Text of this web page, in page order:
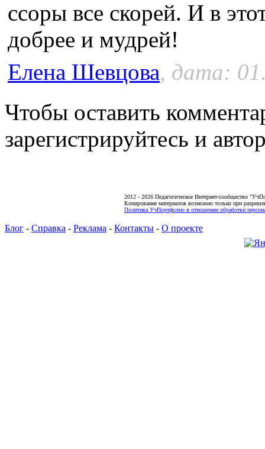
ссоры все скорей. И в
добрее и мудрей!
Елена Шевцова, дата:
Чтобы оставить
зарегистрируйтесь и
2012 - 2026 Педагогическое Интернет-сообщество
Копирование материалов возможно только при
Политика УчПортфолио в отношении обработки
Блог - Справка - Реклама - Контакты - О проекте